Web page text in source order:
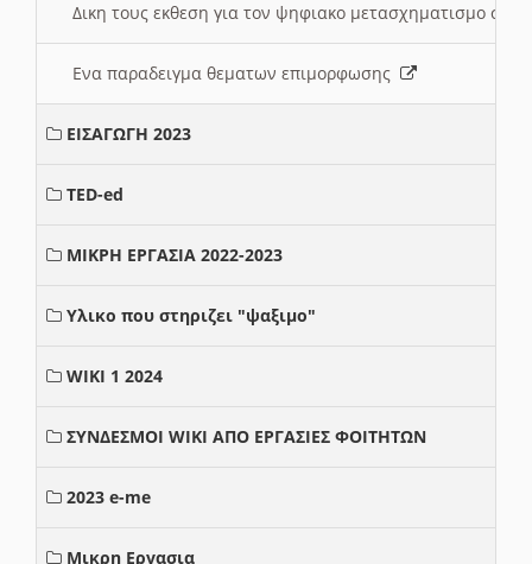
Δικη τους εκθεση για τον ψηφιακο μετασχηματισμο
Ενα παραδειγμα θεματων επιμορφωσης
ΕΙΣΑΓΩΓΗ 2023
TED-ed
ΜΙΚΡΗ ΕΡΓΑΣΙΑ 2022-2023
Υλικο που στηριζει "ψαξιμο"
WIKI 1 2024
ΣΥΝΔΕΣΜΟΙ WIKI ΑΠΟ ΕΡΓΑΣΙΕΣ ΦΟΙΤΗΤΩΝ
2023 e-me
Μικρη Εργασια